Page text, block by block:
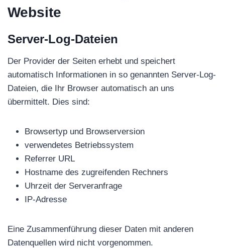
Website
Server-Log-Dateien
Der Provider der Seiten erhebt und speichert
automatisch Informationen in so genannten Server-Log-
Dateien, die Ihr Browser automatisch an uns
übermittelt. Dies sind:
Browsertyp und Browserversion
verwendetes Betriebssystem
Referrer URL
Hostname des zugreifenden Rechners
Uhrzeit der Serveranfrage
IP-Adresse
Eine Zusammenführung dieser Daten mit anderen
Datenquellen wird nicht vorgenommen.